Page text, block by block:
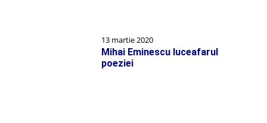
13 martie 2020
Mihai Eminescu luceafarul
poeziei